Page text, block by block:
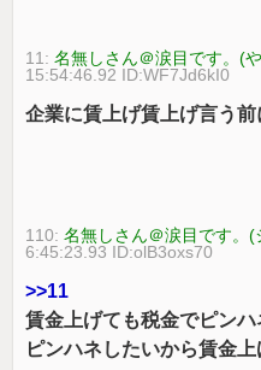
11:名無しさん＠涙目です。(
15:54:46.92 ID:WF7Jd6kI0
企業に賃上げ賃上げ言う
110:名無しさん＠涙目です。(
6:45:23.93 ID:olB3oxs70
>>11
賃金上げても税金でピンハ
ピンハネしたいから賃金